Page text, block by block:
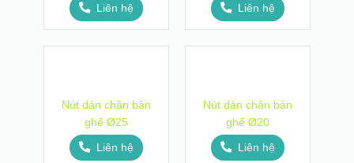
Liên hệ
Liên hệ
Nút dán chân bàn
ghế Ø25
Liên hệ
Nút dán chân bàn
ghế Ø20
Liên hệ